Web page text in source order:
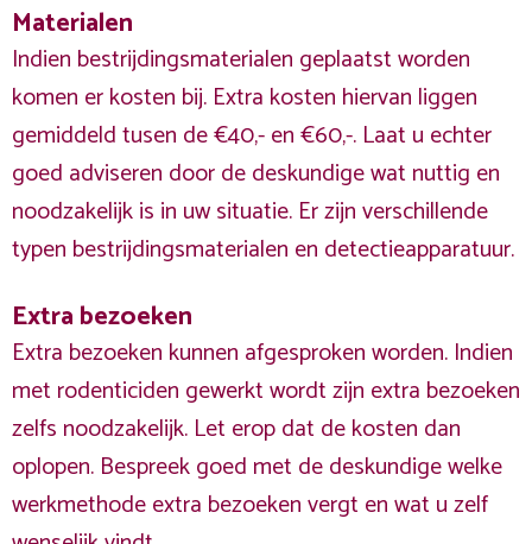
Materialen
Indien bestrijdingsmaterialen geplaatst worden
komen er kosten bij. Extra kosten hiervan liggen
gemiddeld tusen de €40,- en €60,-. Laat u echter
goed adviseren door de deskundige wat nuttig en
noodzakelijk is in uw situatie. Er zijn verschillende
typen bestrijdingsmaterialen en detectieapparatuur.
Extra bezoeken
Extra bezoeken kunnen afgesproken worden. Indien
met rodenticiden gewerkt wordt zijn extra bezoeken
zelfs noodzakelijk. Let erop dat de kosten dan
oplopen. Bespreek goed met de deskundige welke
werkmethode extra bezoeken vergt en wat u zelf